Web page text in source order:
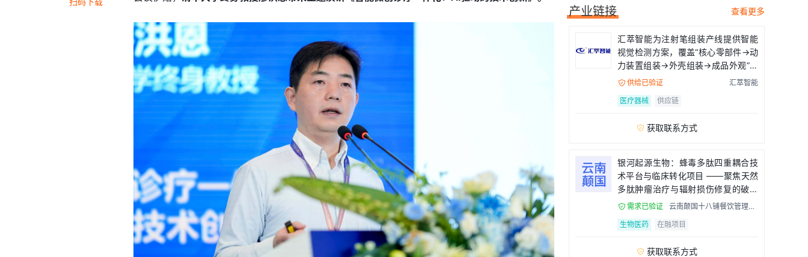
产业链接 查看更多
汇萃智能为注射笔组装产线提供智能
视觉检测方案，覆盖“核心零部件→动
力装置组装→外壳组装→成品外观”全
流程
 供给已验证
汇萃智能
医疗器械
供应链
 获取联系方式
银河起源生物：蜂毒多肽四重耦合技
术平台与临床转化项目 ——聚焦天然
多肽肿瘤治疗与辐射损伤修复的破局
者
 需求已验证
云南颠国十八铺餐饮管理有
生物医药
在融项目
 获取联系方式